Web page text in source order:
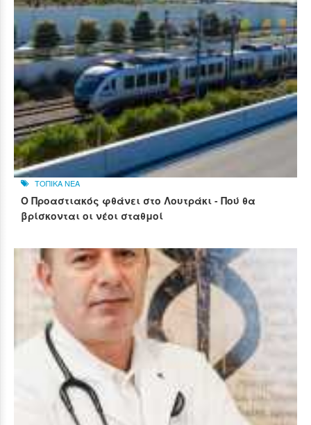
ΤΟΠΙΚΑ ΝΕΑ
Ο Προαστιακός φθάνει στο Λουτράκι - Πού θα
βρίσκονται οι νέοι σταθμοί